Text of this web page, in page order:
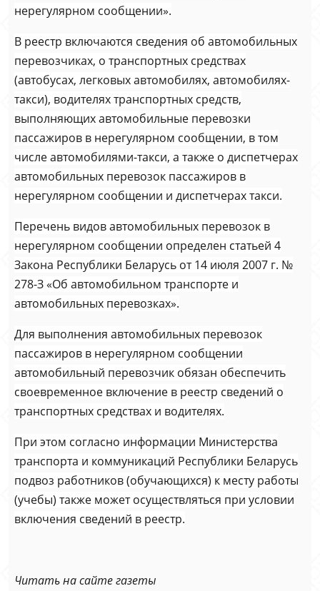
нерегулярном сообщении».
В реестр включаются сведения об автомобильных
перевозчиках, о транспортных средствах
(автобусах, легковых автомобилях, автомобилях-
такси), водителях транспортных средств,
выполняющих автомобильные перевозки
пассажиров в нерегулярном сообщении, в том
числе автомобилями-такси, а также о диспетчерах
автомобильных перевозок пассажиров в
нерегулярном сообщении и диспетчерах такси.
Перечень видов автомобильных перевозок в
нерегулярном сообщении определен статьей 4
Закона Республики Беларусь от 14 июля 2007 г. №
278-З «Об автомобильном транспорте и
автомобильных перевозках».
Для выполнения автомобильных перевозок
пассажиров в нерегулярном сообщении
автомобильный перевозчик обязан обеспечить
своевременное включение в реестр сведений о
транспортных средствах и водителях.
При этом согласно информации Министерства
транспорта и коммуникаций Республики Беларусь
подвоз работников (обучающихся) к месту работы
(учебы) также может осуществляться при условии
включения сведений в реестр.
Читать на сайте газеты